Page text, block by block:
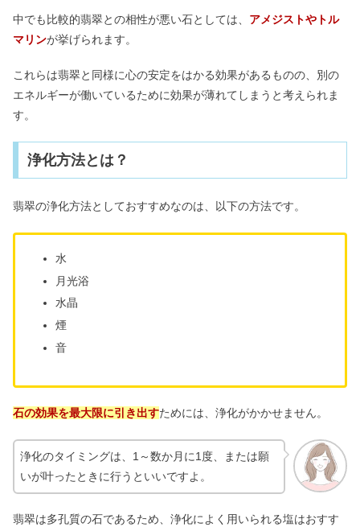
中でも比較的翡翠との相性が悪い石としては、 アメジストやトル
マリンが挙げられます。
これらは翡翠と同様に心の安定をはかる効果があるものの、別の
エネルギーが働いているために効果が薄れてしまうと考えられま
す。
浄化方法とは？
翡翠の浄化方法としておすすめなのは、以下の方法です。
水
月光浴
水晶
煙
音
石の効果を最大限に引き出すためには、浄化がかかせません。
浄化のタイミングは、1～数か月に1度、または願
いが叶ったときに行うといいですよ。
翡翠は多孔質の石であるため、浄化によく用いられる塩はおすす